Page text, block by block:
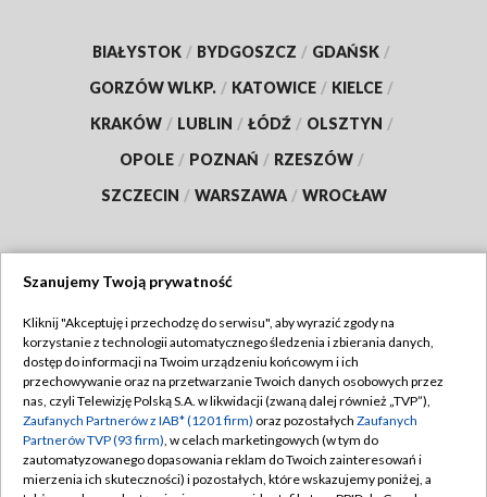
BIAŁYSTOK / BYDGOSZCZ / GDAŃSK /
GORZÓW WLKP. / KATOWICE / KIELCE /
KRAKÓW / LUBLIN / ŁÓDŹ / OLSZTYN /
OPOLE / POZNAŃ / RZESZÓW /
SZCZECIN / WARSZAWA / WROCŁAW
TVP
Abonament TVP
Emisja w TVP
Centrum informacji TVP
Naziemna Telewizja Cyfrowa
Regulamin TVP
Polityka prywatności
Moje zgody
Pomoc
Szanujemy Twoją prywatność
Kliknij "Akceptuję i przechodzę do serwisu", aby wyrazić zgody na
korzystanie z technologii automatycznego śledzenia i zbierania danych,
dostęp do informacji na Twoim urządzeniu końcowym i ich
przechowywanie oraz na przetwarzanie Twoich danych osobowych przez
nas, czyli Telewizję Polską S.A. w likwidacji (zwaną dalej również „TVP”),
Zaufanych Partnerów z IAB* (1201 firm) oraz pozostałych Zaufanych
Partnerów TVP (93 firm), w celach marketingowych (w tym do
zautomatyzowanego dopasowania reklam do Twoich zainteresowań i
mierzenia ich skuteczności) i pozostałych, które wskazujemy poniżej, a